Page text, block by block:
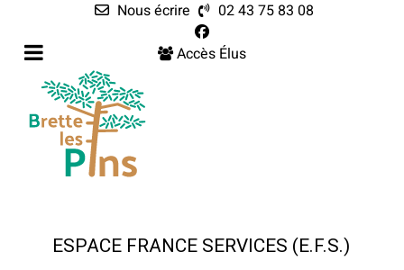
Nous écrire
02 43 75 83 08
Accès Élus
ESPACE FRANCE SERVICES (E.F.S.)